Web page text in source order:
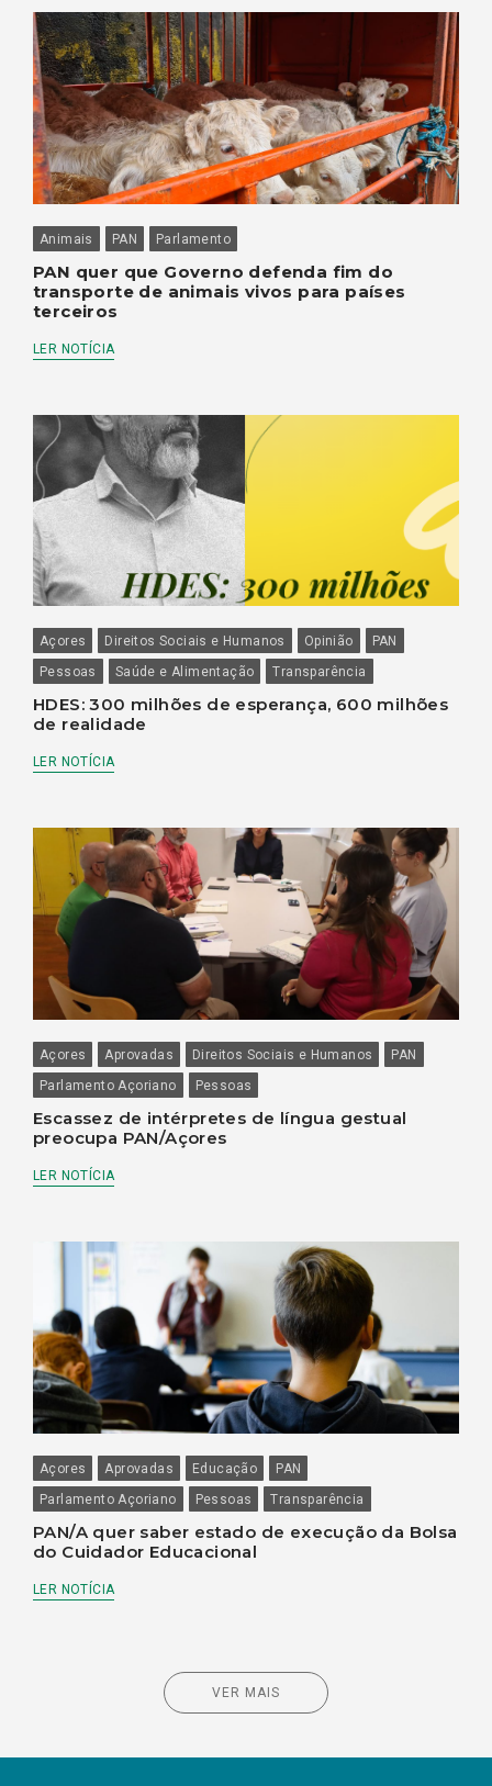
Animais PAN Parlamento
PAN quer que Governo defenda fim do
transporte de animais vivos para países
terceiros
LER NOTÍCIA
Açores Direitos Sociais e Humanos Opinião
PAN
Pessoas
Saúde e Alimentação Transparência
HDES: 300 milhões de esperança, 600 milhões
de realidade
LER NOTÍCIA
Açores Aprovadas Direitos Sociais e Humanos
PAN
Parlamento Açoriano
Pessoas
Escassez de intérpretes de língua gestual
preocupa PAN/Açores
LER NOTÍCIA
Açores Aprovadas Educação
PAN
Parlamento Açoriano
Pessoas Transparência
PAN/A quer saber estado de execução da Bolsa
do Cuidador Educacional
LER NOTÍCIA
VER MAIS